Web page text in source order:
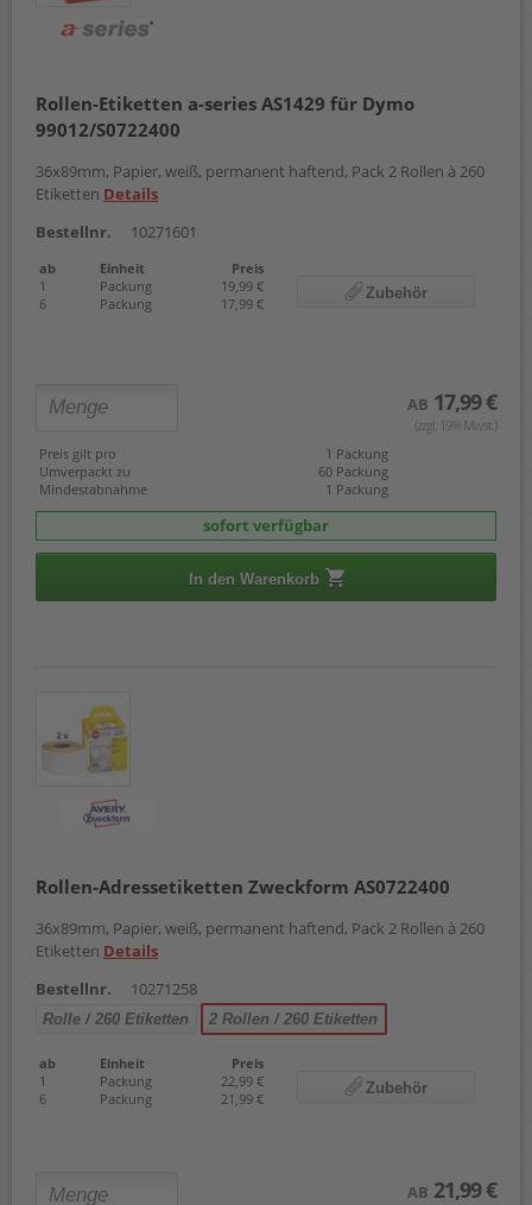
Rollen-Etiketten a-series AS1429 für Dymo
99012/S0722400
36x89mm, Papier, weiß, permanent haftend, Pack 2 Rollen à 260
Etiketten Details
Bestellnr.
10271601
ab Einheit
Preis
1
Packung
19,99 €
6
Packung 17,99 €
Zubehör
AB 17,99 €
(zzgl. 19% Mwst.)
Preis gilt pro
1 Packung
Umverpackt zu
60 Packung
Mindestabnahme
1 Packung
sofort verfügbar
In den Warenkorb
Rollen-Adressetiketten Zweckform AS0722400
36x89mm, Papier, weiß, permanent haftend, Pack 2 Rollen à 260
Etiketten Details
Bestellnr.
10271258
Rolle / 260 Etiketten 2 Rollen / 260 Etiketten
ab Einheit
Preis
1
Packung
22,99 €
6
Packung 21,99 €
Zubehör
AB 21,99 €